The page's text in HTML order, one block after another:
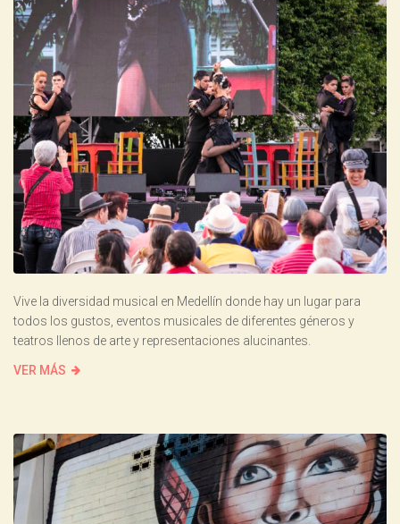
Vive la diversidad musical en Medellín donde hay un lugar para
todos los gustos, eventos musicales de diferentes géneros y
teatros llenos de arte y representaciones alucinantes.
VER MÁS